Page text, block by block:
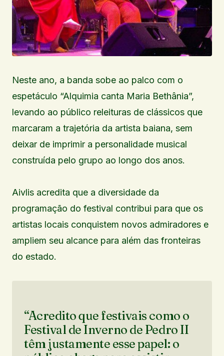
Neste ano, a banda sobe ao palco com o
espetáculo “Alquimia canta Maria Bethânia”,
levando ao público releituras de clássicos que
marcaram a trajetória da artista baiana, sem
deixar de imprimir a personalidade musical
construída pelo grupo ao longo dos anos.
Aivlis acredita que a diversidade da
programação do festival contribui para que os
artistas locais conquistem novos admiradores e
ampliem seu alcance para além das fronteiras
do estado.
“Acredito que festivais como o
Festival de Inverno de Pedro II
têm justamente esse papel: o